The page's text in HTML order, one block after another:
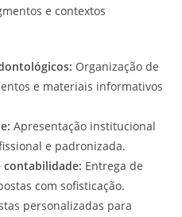
e contextos
Organização de
e materiais informativos
Apresentação institucional
e padronizada.
contabilidade: Entrega de
com sofisticação.
personalizadas para